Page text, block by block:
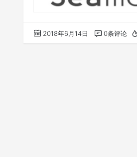
2018年6月14日 0条评论